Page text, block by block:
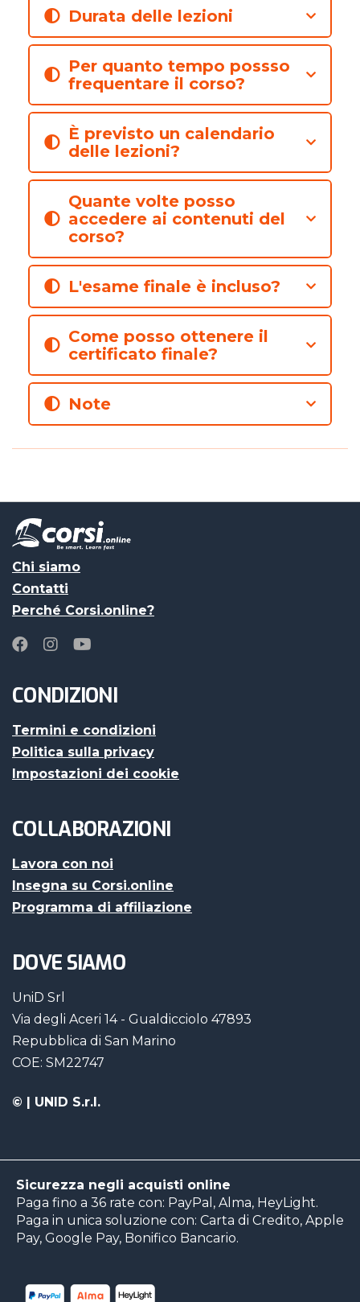
Durata delle lezioni
Per quanto tempo possso
frequentare il corso?
È previsto un calendario
delle lezioni?
Quante volte posso
accedere ai contenuti del
corso?
L'esame finale è incluso?
Come posso ottenere il
certificato finale?
Note
Chi siamo
Contatti
Perché Corsi.online?
CONDIZIONI
Termini e condizioni
Politica sulla privacy
Impostazioni dei cookie
COLLABORAZIONI
Lavora con noi
Insegna su Corsi.online
Programma di affiliazione
DOVE SIAMO
UniD Srl
Via degli Aceri 14 - Gualdicciolo 47893
Repubblica di San Marino
COE: SM22747
© | UNID S.r.l.
Sicurezza negli acquisti online
Paga fino a 36 rate con: PayPal, Alma, HeyLight.
Paga in unica soluzione con: Carta di Credito, Apple
Pay, Google Pay, Bonifico Bancario.